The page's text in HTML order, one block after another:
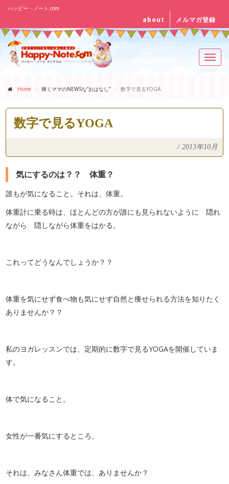
ハッピー・ノート.com
about メルマガ登録
Home 輝くママのNEWSな“おはなし” 数字で見るYOGA
数字で見るYOGA
/ 2013年10月
気にするのは？？ 体重？
誰もが気になること。それは、体重。
体重計に乗る時は、ほとんどの方が誰にも見られないように 隠れ
ながら 隠しながら体重をはかる。
これってどうなんでしょうか？？
体重を気にせず食べ物も気にせず自然と痩せられる方法を知りたく
ありませんか？？
私のヨガレッスンでは、定期的に数字で見るYOGAを開催していま
す。
体で気になること。
女性が一番気にするところ。
それは、みなさん体重では、ありませんか？